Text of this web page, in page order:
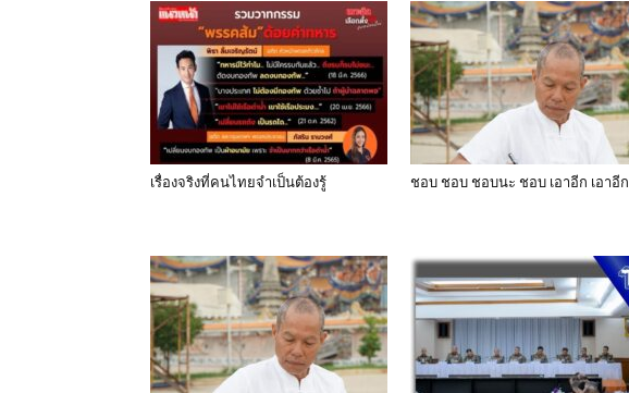
เรื่องจริงที่คนไทยจำเป็นต้องรู้ ชอบ ชอบ ชอบนะ ชอบ เอาอีก เอาอีก